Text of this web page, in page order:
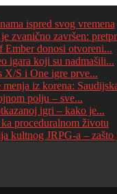
ispred svog vremena
zvanično završen:
donosi otvoreni...
igara koji su nadmašili...
X/S i One igre prve...
iz korena:
polju – sve...
igri – kako je...
proceduralnom životu
kultnog JRPG-a –